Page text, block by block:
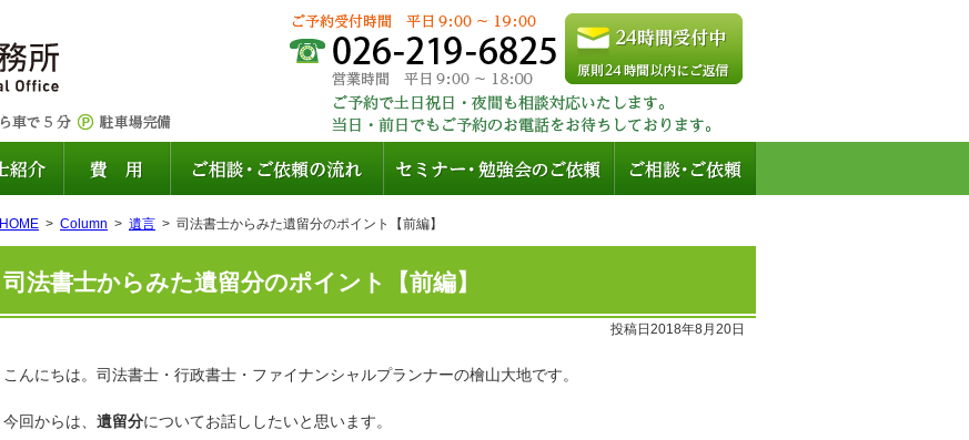
HOME Column 遺言 司法書士からみた遺留分のポイント【前編】
司法書士からみた遺留分のポイント【前編】
投稿日2018年8月20日
こんにちは。司法書士・行政書士・ファイナンシャルプランナーの檜山大地です。
今回からは、 遺留分についてお話ししたいと思います。